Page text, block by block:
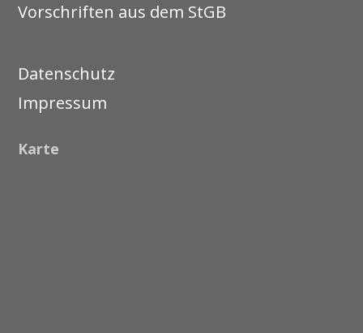
Vorschriften aus dem StGB
Datenschutz
Impressum
Karte